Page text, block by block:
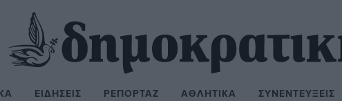
ΕΙΔΉΣΕΙΣ ΡΕΠΟΡΤΆΖ ΑΘΛΗΤΙΚΆ ΣΥΝΕΝΤΕΎΞΕΙΣ